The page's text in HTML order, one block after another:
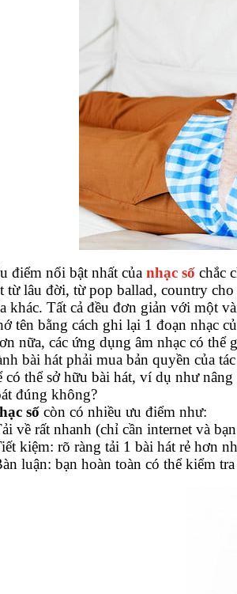
điểm nổi bật nhất của nhạc số chắc
từ lâu đời, từ pop ballad, country
khác. Tất cả đều đơn giản với một
tên bằng cách ghi lại 1 đoạn nhạc
nữa, các ứng dụng âm nhạc có thể
bài hát phải mua bản quyền của
có thể sở hữu bài hát, ví dụ như
đúng không?
số còn có nhiều ưu điểm như:
về rất nhanh (chỉ cần internet và
kiệm: rõ ràng tải 1 bài hát rẻ hơn
luận: bạn hoàn toàn có thể kiểm